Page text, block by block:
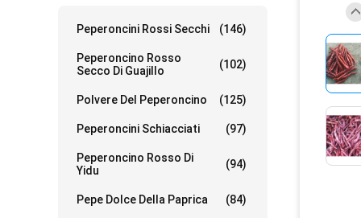
Peperoncini Rossi Secchi (146)
Peperoncino Rosso
Secco Di Guajillo
(102)
Polvere Del Peperoncino (125)
Peperoncini Schiacciati (97)
Peperoncino Rosso Di
Yidu
(94)
Pepe Dolce Della Paprica (84)